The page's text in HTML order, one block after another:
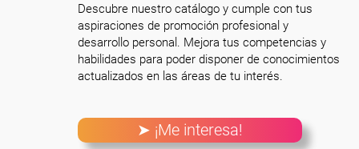
Descubre nuestro catálogo y cumple con tus
aspiraciones de promoción profesional y
desarrollo personal. Mejora tus competencias y
habilidades para poder disponer de conocimientos
actualizados en las áreas de tu interés.
➤ ¡Me interesa!